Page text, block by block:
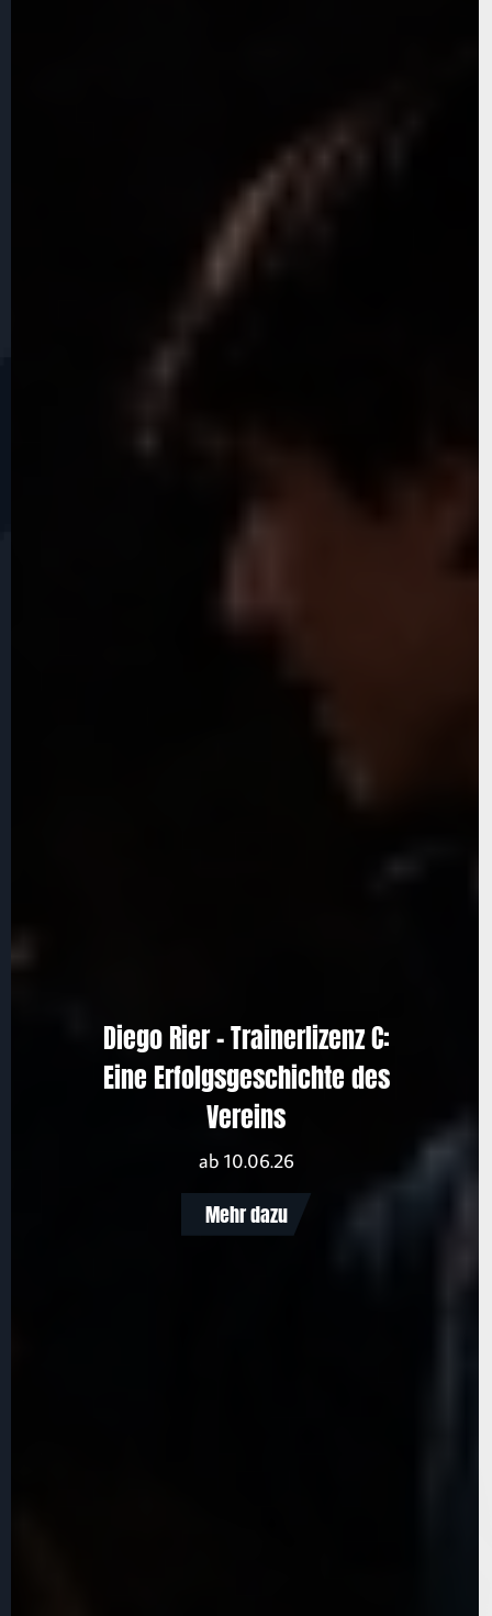
Diego Rier – Trainerlizenz C:
Eine Erfolgsgeschichte des
Vereins
ab 10.06.26
Mehr dazu